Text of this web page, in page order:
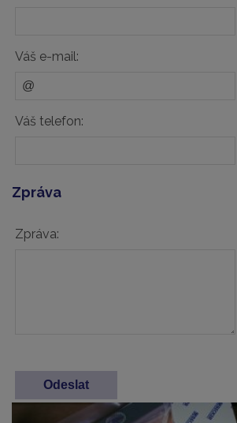
Váš e-mail:
Váš telefon:
Zpráva
Zpráva: